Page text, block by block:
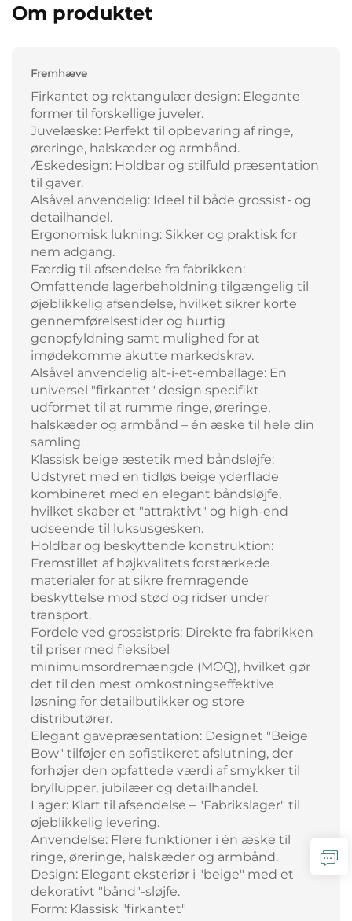
Om produktet
Fremhæve
Firkantet og rektangulær design: Elegante
former til forskellige juveler.
Juvelæske: Perfekt til opbevaring af ringe,
øreringe, halskæder og armbånd.
Æskedesign: Holdbar og stilfuld præsentation
til gaver.
Alsåvel anvendelig: Ideel til både grossist- og
detailhandel.
Ergonomisk lukning: Sikker og praktisk for
nem adgang.
Færdig til afsendelse fra fabrikken:
Omfattende lagerbeholdning tilgængelig til
øjeblikkelig afsendelse, hvilket sikrer korte
gennemførelsestider og hurtig
genopfyldning samt mulighed for at
imødekomme akutte markedskrav.
Alsåvel anvendelig alt-i-et-emballage: En
universel "firkantet" design specifikt
udformet til at rumme ringe, øreringe,
halskæder og armbånd – én æske til hele din
samling.
Klassisk beige æstetik med båndsløjfe:
Udstyret med en tidløs beige yderflade
kombineret med en elegant båndsløjfe,
hvilket skaber et "attraktivt" og high-end
udseende til luksusgesken.
Holdbar og beskyttende konstruktion:
Fremstillet af højkvalitets forstærkede
materialer for at sikre fremragende
beskyttelse mod stød og ridser under
transport.
Fordele ved grossistpris: Direkte fra fabrikken
til priser med fleksibel
minimumsordremængde (MOQ), hvilket gør
det til den mest omkostningseffektive
løsning for detailbutikker og store
distributører.
Elegant gavepræsentation: Designet "Beige
Bow" tilføjer en sofistikeret afslutning, der
forhøjer den opfattede værdi af smykker til
bryllupper, jubilæer og detailhandel.
Lager: Klart til afsendelse – "Fabrikslager" til
øjeblikkelig levering.
Anvendelse: Flere funktioner i én æske til
ringe, øreringe, halskæder og armbånd.
Design: Elegant eksteriør i "beige" med et
dekorativt "bånd"-sløjfe.
Form: Klassisk "firkantet"